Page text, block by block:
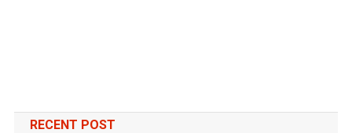
RECENT POST